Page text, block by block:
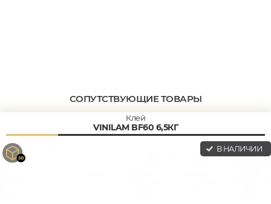
СОПУТСТВУЮЩИЕ ТОВАРЫ
Клей
VINILAM BF60 6,5КГ
В НАЛИЧИИ